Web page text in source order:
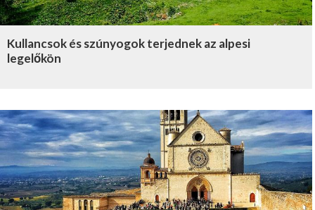
Kullancsok és szúnyogok terjednek az alpesi
legelőkön